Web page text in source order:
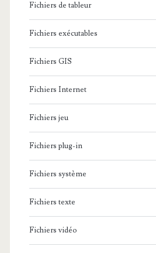
Fichiers de tableur
Fichiers exécutables
Fichiers GIS
Fichiers Internet
Fichiers jeu
Fichiers plug-in
Fichiers système
Fichiers texte
Fichiers vidéo